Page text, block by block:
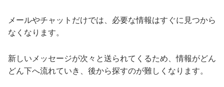
メールやチャットだけでは、必要な情報はすぐに見つから
なくなります。
新しいメッセージが次々と送られてくるため、情報がどん
どん下へ流れていき、後から探すのが難しくなります。